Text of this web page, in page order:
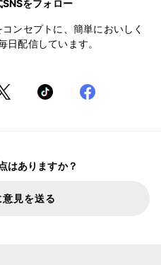
をフォロー
ンセプトに、簡単においしく
日配信しています。
はありますか？
見を送る